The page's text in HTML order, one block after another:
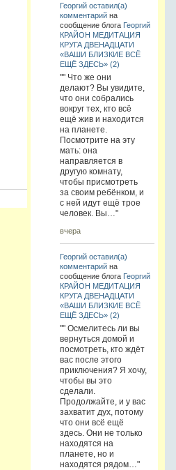
Георгий оставил(а)
комментарийна
сообщение блога Георгий
КРАЙОН МЕДИТАЦИЯ
КРУГА ДВЕНАДЦАТИ
«ВАШИ БЛИЗКИЕ ВСЁ
ЕЩЁ ЗДЕСЬ» (2)
"" Что же они
делают? Вы увидите,
что они собрались
вокруг тех, кто всё
ещё жив и находится
на планете.
Посмотрите на эту
мать: она
направляется в
другую комнату,
чтобы присмотреть
за своим ребёнком, и
с ней идут ещё трое
человек. Вы…"
вчера
Георгий оставил(а)
комментарийна
сообщение блога Георгий
КРАЙОН МЕДИТАЦИЯ
КРУГА ДВЕНАДЦАТИ
«ВАШИ БЛИЗКИЕ ВСЁ
ЕЩЁ ЗДЕСЬ» (2)
"" Осмелитесь ли вы
вернуться домой и
посмотреть, кто ждёт
вас после этого
приключения? Я хочу,
чтобы вы это
сделали.
Продолжайте, и у вас
захватит дух, потому
что они всё ещё
здесь. Они не только
находятся на
планете, но и
находятся рядом…"